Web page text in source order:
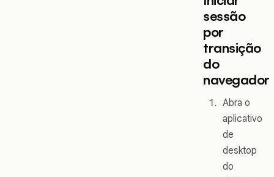
sessão
por
transição
do
navegador
Abra o
aplicativo
de
desktop
do